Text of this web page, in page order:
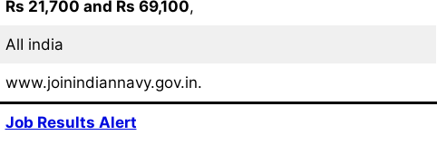
Rs 21,700 and Rs 69,100,
AlI india
www.joinindiannavy.gov.in.
Job Results Alert